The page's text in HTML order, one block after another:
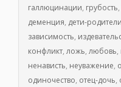
галлюцинации, грубость,
деменция, дети-родители
зависимость,
конфликт, ложь, любовь,
ненависть, неуважение,
одиночество, отец-дочь,